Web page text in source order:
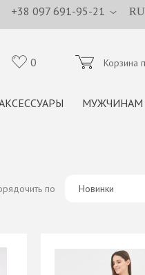
RU
+38 097 691-95-21
0 Корзина
МУЖЧИНАМ
по Новинки